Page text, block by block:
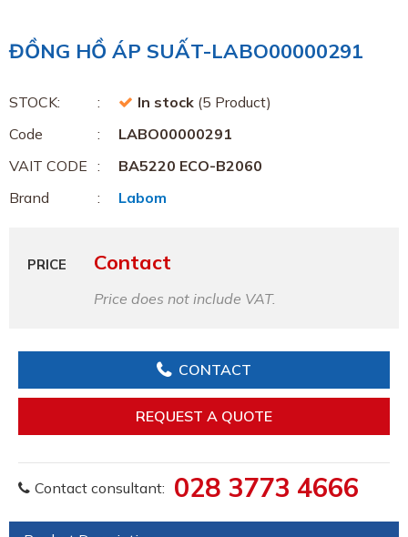
ĐỒNG HỒ ÁP SUẤT-LABO00000291
STOCK: In stock (5 Product)
Code
LABO00000291
VAIT CODE
BA5220 ECO-B2060
Brand
Labom
PRICE Contact
Price does not include VAT.
CONTACT
REQUEST A QUOTE
Contact consultant: 028 3773 4666